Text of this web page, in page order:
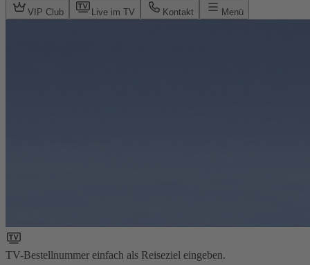
VIP Club Live im TV Kontakt Menü
TV-Bestellnummer einfach als Reiseziel eingeben.